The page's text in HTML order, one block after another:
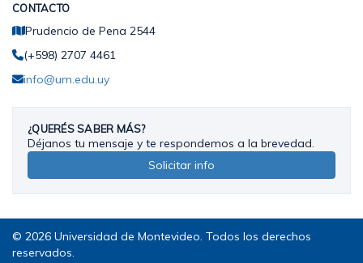
CONTACTO
Prudencio de Pena 2544
(+598) 2707 4461
info@um.edu.uy
¿QUERÉS SABER MÁS?
Déjanos tu mensaje y te respondemos a la brevedad.
Solicitar info
© 2026 Universidad de Montevideo. Todos los derechos
reservados.